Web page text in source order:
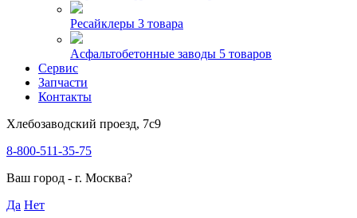
Ресайклеры 3 товара
Асфальтобетонные заводы 5 товаров
Сервис
Запчасти
Контакты
Хлебозаводский проезд, 7с9
8-800-511-35-75
Ваш город - г. Москва?
Да Нет